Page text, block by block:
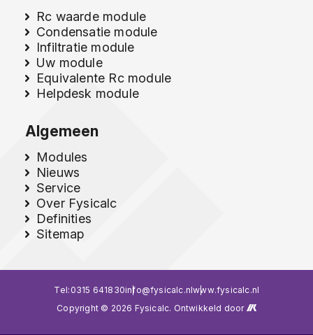
Rc waarde module
Condensatie module
Infiltratie module
Uw module
Equivalente Rc module
Helpdesk module
Algemeen
Modules
Nieuws
Service
Over Fysicalc
Definities
Sitemap
Tel: 0315 641830info@fysicalc.nlwww.fysicalc.nl
Copyright © 2026 Fysicalc. Ontwikkeld door